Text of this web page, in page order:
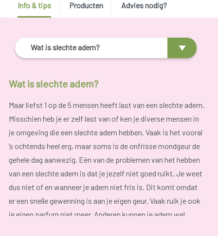
Info & tips Producten Advies nodig?
Wat is slechte adem?
Wat is slechte adem?
Maar liefst 1 op de 5 mensen heeft last van een slechte adem.
Misschien heb je er zelf last van of ken je diverse mensen in
je omgeving die een slechte adem hebben. Vaak is het vooral
’s ochtends heel erg, maar soms is de onfrisse mondgeur de
gehele dag aanwezig. Eén van de problemen van het hebben
van een slechte adem is dat je jezelf niet goed ruikt. Je weet
dus niet of en wanneer je adem niet fris is. Dit komt omdat
er een snelle gewenning is aan je eigen geur. Vaak ruik je ook
je eigen parfum niet meer. Anderen kunnen je adem wel